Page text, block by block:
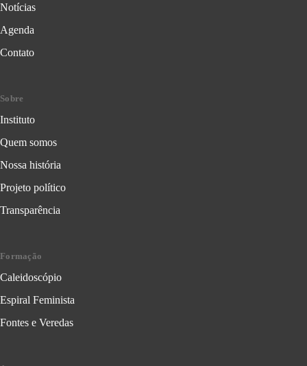
Notícias
Agenda
Contato
Sobre
Instituto
Quem somos
Nossa história
Projeto político
Transparência
Formação
Caleidoscópio
Espiral Feminista
Fontes e Veredas